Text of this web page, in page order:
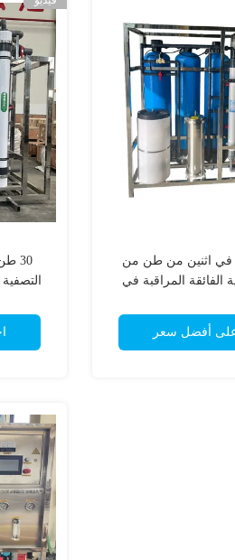
30
في اثنين من طن من
الفائقة المراقبة في
أفضل سعر